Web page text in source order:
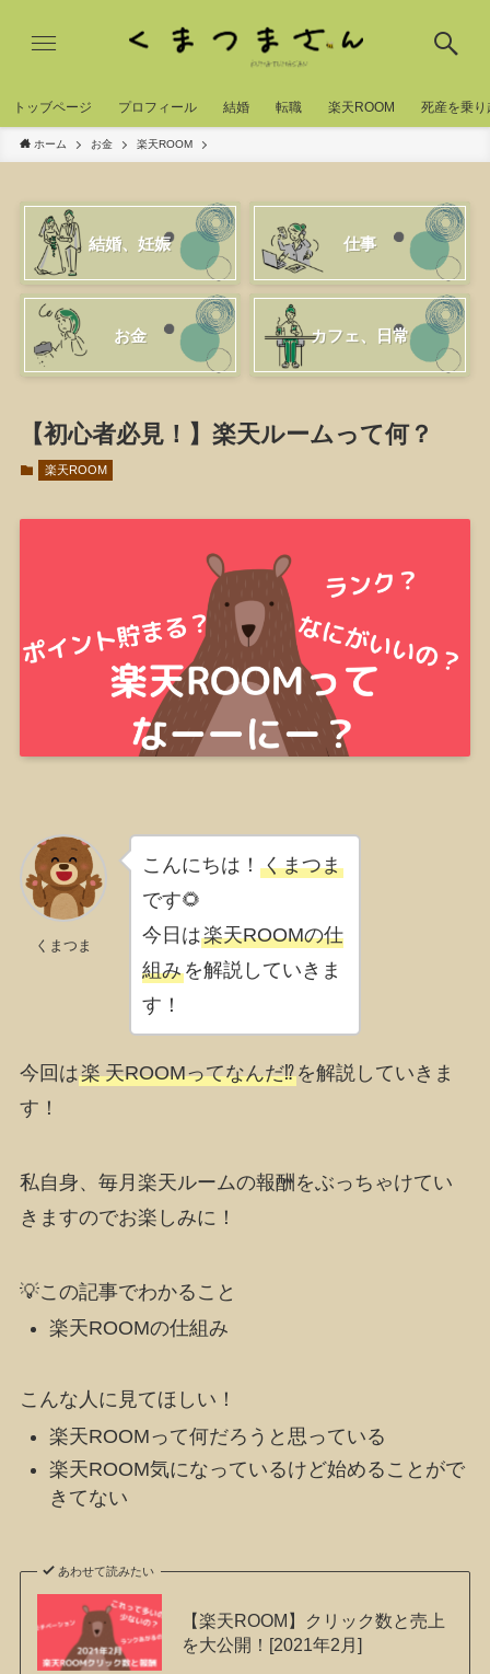
トッブページ プロフィール 結婚 転職 楽天ROOM 死産を乗り
ホーム お金 楽天ROOM
結婚、妊娠 仕事
お金 カフェ、日常
【初心者必見！】楽天ルームって何？
楽天ROOM
くまつま
こんにちは！ くまつま
です🌻
今日は楽天ROOMの仕
組みを解説していきま
す！
今回は楽 天ROOMってなんだ⁉を解説していきま
す！
私自身、毎月楽天ルームの報酬をぶっちゃけてい
きますのでお楽しみに！
💡この記事でわかること
楽天ROOMの仕組み
こんな人に見てほしい！
楽天ROOMって何だろうと思っている
楽天ROOM気になっているけど始めることがで
きてない
あわせて読みたい
【楽天ROOM】クリック数と売上
を大公開！[2021年2月]